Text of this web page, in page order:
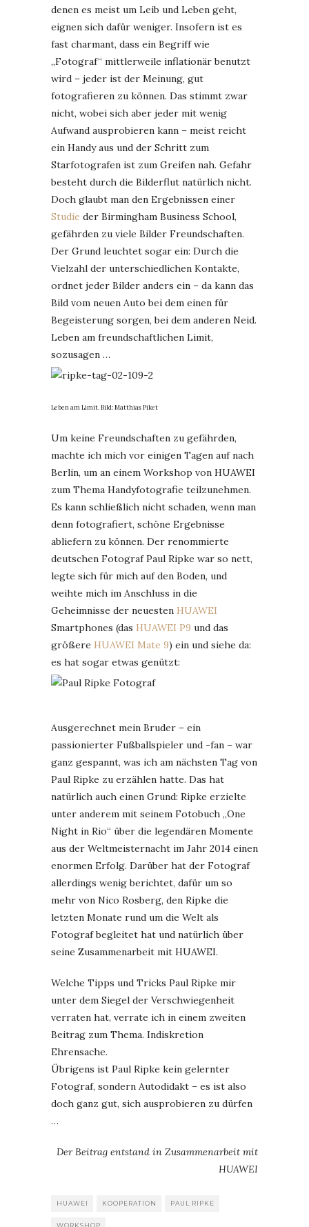
denen es meist um Leib und Leben geht,
eignen sich dafür weniger. Insofern ist es
fast charmant, dass ein Begriff wie
„Fotograf“ mittlerweile inflationär benutzt
wird – jeder ist der Meinung, gut
fotografieren zu können. Das stimmt zwar
nicht, wobei sich aber jeder mit wenig
Aufwand ausprobieren kann – meist reicht
ein Handy aus und der Schritt zum
Starfotografen ist zum Greifen nah. Gefahr
besteht durch die Bilderflut natürlich nicht.
Doch glaubt man den Ergebnissen einer
Studie der Birmingham Business School,
gefährden zu viele Bilder Freundschaften.
Der Grund leuchtet sogar ein: Durch die
Vielzahl der unterschiedlichen Kontakte,
ordnet jeder Bilder anders ein – da kann das
Bild vom neuen Auto bei dem einen für
Begeisterung sorgen, bei dem anderen Neid.
Leben am freundschaftlichen Limit,
sozusagen …
Leben am Limit. Bild: Matthias Piket
Um keine Freundschaften zu gefährden,
machte ich mich vor einigen Tagen auf nach
Berlin, um an einem Workshop von HUAWEI
zum Thema Handyfotografie teilzunehmen.
Es kann schließlich nicht schaden, wenn man
denn fotografiert, schöne Ergebnisse
abliefern zu können. Der renommierte
deutschen Fotograf Paul Ripke war so nett,
legte sich für mich auf den Boden, und
weihte mich im Anschluss in die
Geheimnisse der neuesten HUAWEI
Smartphones (das HUAWEI P9 und das
größere HUAWEI Mate 9) ein und siehe da:
es hat sogar etwas genützt:
Ausgerechnet mein Bruder – ein
passionierter Fußballspieler und -fan – war
ganz gespannt, was ich am nächsten Tag von
Paul Ripke zu erzählen hatte. Das hat
natürlich auch einen Grund: Ripke erzielte
unter anderem mit seinem Fotobuch „One
Night in Rio“ über die legendären Momente
aus der Weltmeisternacht im Jahr 2014 einen
enormen Erfolg. Darüber hat der Fotograf
allerdings wenig berichtet, dafür um so
mehr von Nico Rosberg, den Ripke die
letzten Monate rund um die Welt als
Fotograf begleitet hat und natürlich über
seine Zusammenarbeit mit HUAWEI.
Welche Tipps und Tricks Paul Ripke mir
unter dem Siegel der Verschwiegenheit
verraten hat, verrate ich in einem zweiten
Beitrag zum Thema. Indiskretion
Ehrensache.
Übrigens ist Paul Ripke kein gelernter
Fotograf, sondern Autodidakt – es ist also
doch ganz gut, sich ausprobieren zu dürfen
…
Der Beitrag entstand in Zusammenarbeit mit
HUAWEI
HUAWEI KOOPERATION PAUL RIPKE